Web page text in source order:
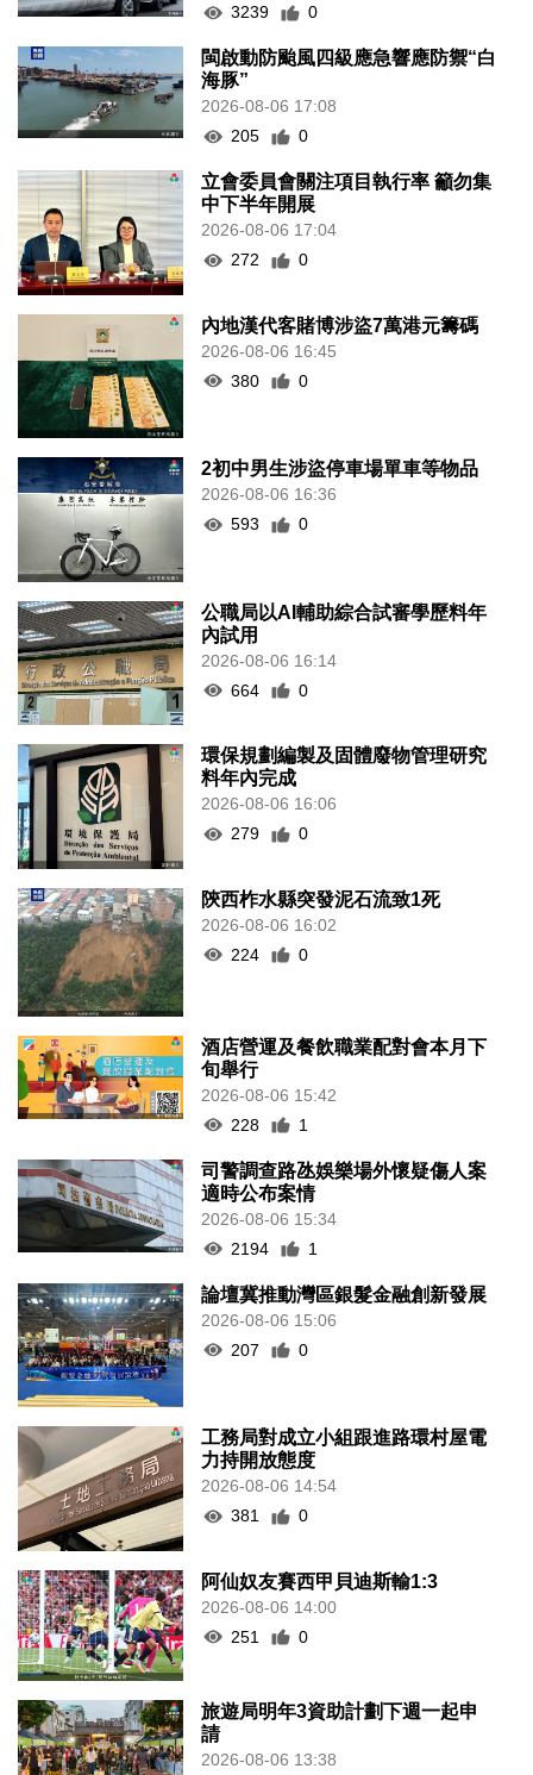
3239 0
閩啟動防颱風四級應急響應防禦“白
海豚”
2026-08-06 17:08
205
0
立會委員會關注項目執行率 籲勿集
中下半年開展
2026-08-06 17:04
272
0
內地漢代客賭博涉盜7萬港元籌碼
2026-08-06 16:45
380
0
2初中男生涉盜停車場單車等物品
2026-08-06 16:36
593
0
公職局以AI輔助綜合試審學歷料年
內試用
2026-08-06 16:14
664
0
環保規劃編製及固體廢物管理研究
料年內完成
2026-08-06 16:06
279
0
陝西柞水縣突發泥石流致1死
2026-08-06 16:02
224
0
酒店營運及餐飲職業配對會本月下
旬舉行
2026-08-06 15:42
228
1
司警調查路氹娛樂場外懷疑傷人案
適時公布案情
2026-08-06 15:34
2194
1
論壇冀推動灣區銀髮金融創新發展
2026-08-06 15:06
207
0
工務局對成立小組跟進路環村屋電
力持開放態度
2026-08-06 14:54
381
0
阿仙奴友賽西甲貝迪斯輸1:3
2026-08-06 14:00
251
0
旅遊局明年3資助計劃下週一起申
請
2026-08-06 13:38